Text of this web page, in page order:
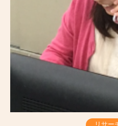
リサー